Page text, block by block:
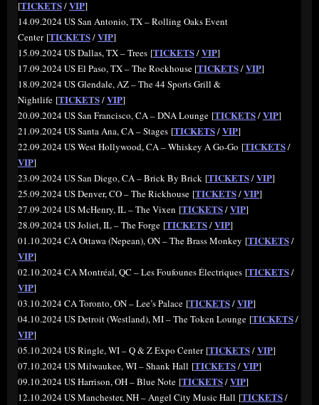
[TICKETS/VIP]
14.09.2024 US San Antonio, TX – Rolling Oaks Event
Center [TICKETS/VIP]
15.09.2024 US Dallas, TX – Trees [TICKETS/VIP]
17.09.2024 US El Paso, TX – The Rockhouse [TICKETS/VIP]
18.09.2024 US Glendale, AZ – The 44 Sports Grill &
Nightlife [TICKETS/VIP]
20.09.2024 US San Francisco, CA – DNA Lounge [TICKETS/VIP]
21.09.2024 US Santa Ana, CA – Stages [TICKETS/VIP]
22.09.2024 US West Hollywood, CA – Whiskey A Go-Go [TICKETS/
VIP]
23.09.2024 US San Diego, CA – Brick By Brick [TICKETS/VIP]
25.09.2024 US Denver, CO – The Rickhouse [TICKETS/VIP]
27.09.2024 US McHenry, IL – The Vixen [TICKETS/VIP]
28.09.2024 US Joliet, IL – The Forge [TICKETS/VIP]
01.10.2024 CA Ottawa (Nepean), ON – The Brass Monkey [TICKETS/
VIP]
02.10.2024 CA Montréal, QC – Les Foufounes Électriques [TICKETS/
VIP]
03.10.2024 CA Toronto, ON – Lee’s Palace [TICKETS/VIP]
04.10.2024 US Detroit (Westland), MI – The Token Lounge [TICKETS/
VIP]
05.10.2024 US Ringle, WI – Q & Z Expo Center [TICKETS/VIP]
07.10.2024 US Milwaukee, WI – Shank Hall [TICKETS/VIP]
09.10.2024 US Harrison, OH – Blue Note [TICKETS/VIP]
12.10.2024 US Manchester, NH – Angel City Music Hall [TICKETS/